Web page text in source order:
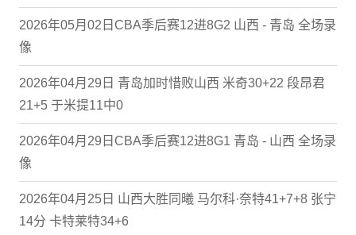
2026年05月02日CBA季后赛12进8G2 山西 - 青岛 全场录
像
2026年04月29日 青岛加时惜败山西 米奇30+22 段昂君
21+5 于米提11中0
2026年04月29日CBA季后赛12进8G1 青岛 - 山西 全场录
像
2026年04月25日 山西大胜同曦 马尔科·奈特41+7+8 张宁
14分 卡特莱特34+6